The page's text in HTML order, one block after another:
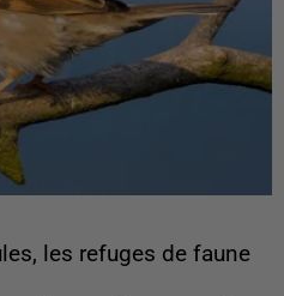
les refuges de faune